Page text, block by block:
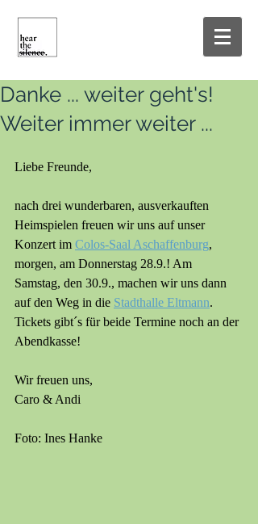
Danke ... weiter geht's!
Weiter immer weiter ...
Liebe Freunde,
nach drei wunderbaren, ausverkauften
Heimspielen freuen wir uns auf unser
Konzert im Colos-Saal Aschaffenburg,
morgen, am Donnerstag 28.9.! Am
Samstag, den 30.9., machen wir uns dann
auf den Weg in die Stadthalle Eltmann.
Tickets gibt´s für beide Termine noch an der
Abendkasse!
Wir freuen uns,
Caro & Andi
Foto: Ines Hanke